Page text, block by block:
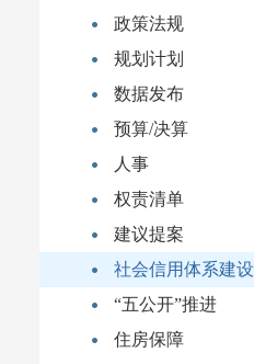
政策法规
规划计划
数据发布
预算/决算
人事
权责清单
建议提案
社会信用体系建设
“五公开”推进
住房保障